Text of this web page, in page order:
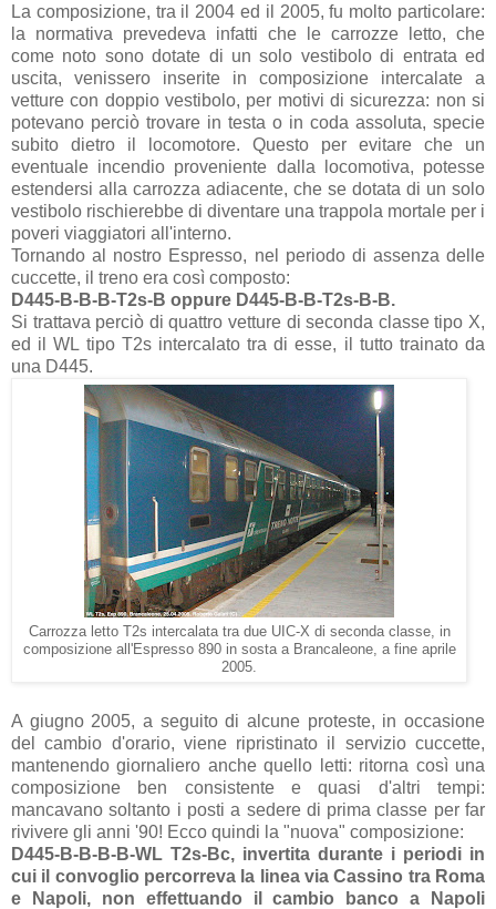
La composizione, tra il 2004 ed il 2005, fu molto particolare:
la normativa prevedeva infatti che le carrozze letto, che
come noto sono dotate di un solo vestibolo di entrata ed
uscita, venissero inserite in composizione intercalate a
vetture con doppio vestibolo, per motivi di sicurezza: non si
potevano perciò trovare in testa o in coda assoluta, specie
subito dietro il locomotore. Questo per evitare che un
eventuale incendio proveniente dalla locomotiva, potesse
estendersi alla carrozza adiacente, che se dotata di un solo
vestibolo rischierebbe di diventare una trappola mortale per i
poveri viaggiatori all'interno.
Tornando al nostro Espresso, nel periodo di assenza delle
cuccette, il treno era così composto:
D445-B-B-B-T2s-B oppure D445-B-B-T2s-B-B.
Si trattava perciò di quattro vetture di seconda classe tipo X,
ed il WL tipo T2s intercalato tra di esse, il tutto trainato da
una D445.
Carrozza letto T2s intercalata tra due UIC-X di seconda classe, in
composizione all'Espresso 890 in sosta a Brancaleone, a fine aprile
2005.
A giugno 2005, a seguito di alcune proteste, in occasione
del cambio d'orario, viene ripristinato il servizio cuccette,
mantenendo giornaliero anche quello letti: ritorna così una
composizione ben consistente e quasi d'altri tempi:
mancavano soltanto i posti a sedere di prima classe per far
rivivere gli anni '90! Ecco quindi la "nuova" composizione:
D445-B-B-B-B-WL T2s-Bc, invertita durante i periodi in
cui il convoglio percorreva la linea via Cassino tra Roma
e Napoli, non effettuando il cambio banco a Napoli